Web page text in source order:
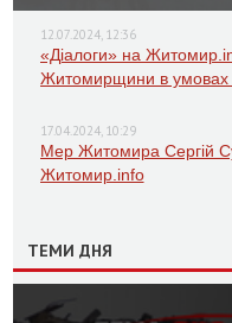
12.07.2024, 12:36
«Діалоги» на
Житомирщини в умовах
17.04.2024, 10:29
Мер Житомира Сергій
Житомир.info
ТЕМИ ДНЯ